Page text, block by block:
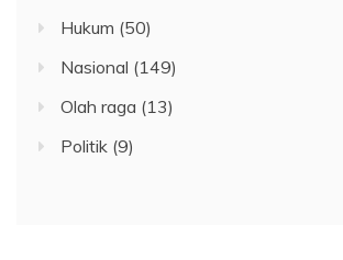
Hukum (50)
Nasional (149)
Olah raga (13)
Politik (9)